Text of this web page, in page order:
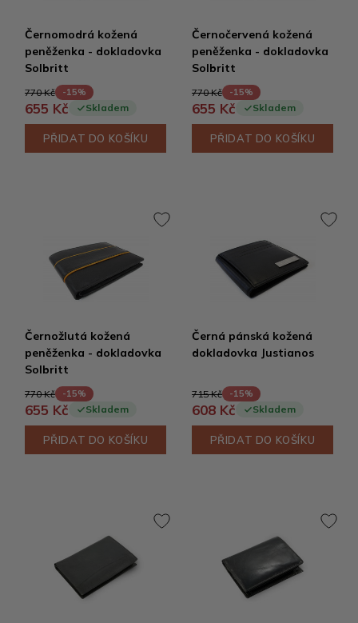
Černomodrá kožená
peněženka - dokladovka
Solbritt
770 Kč -15%
655 Kč Skladem
PŘIDAT DO KOŠÍKU
Černočervená kožená
peněženka - dokladovka
Solbritt
770 Kč -15%
655 Kč Skladem
PŘIDAT DO KOŠÍKU
Černožlutá kožená
peněženka - dokladovka
Solbritt
770 Kč -15%
655 Kč Skladem
PŘIDAT DO KOŠÍKU
Černá pánská kožená
dokladovka Justianos
715 Kč -15%
608 Kč Skladem
PŘIDAT DO KOŠÍKU